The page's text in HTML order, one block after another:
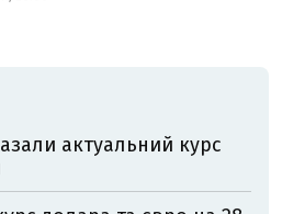
актуальний курс